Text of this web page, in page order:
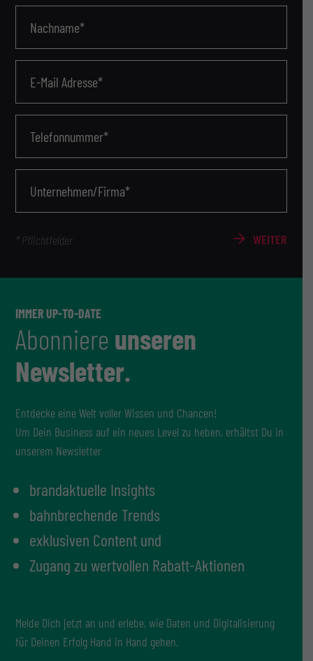
Nachname*
E-Mail Adresse*
Telefonnummer*
Unternehmen/Firma*
* Pflichtfelder WEITER
IMMER UP-TO-DATE
Abonniere unseren
Newsletter.
Entdecke eine Welt voller Wissen und Chancen!
Um Dein Business auf ein neues Level zu heben, erhältst Du in
unserem Newsletter
brandaktuelle Insights
bahnbrechende Trends
exklusiven Content und
Zugang zu wertvollen Rabatt-Aktionen
Melde Dich jetzt an und erlebe, wie Daten und Digitalisierung
für Deinen Erfolg Hand in Hand gehen.